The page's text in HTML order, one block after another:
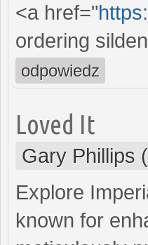
<a href="
ordering
odpowiedz
Loved It
Gary Phillips
Explore
known for